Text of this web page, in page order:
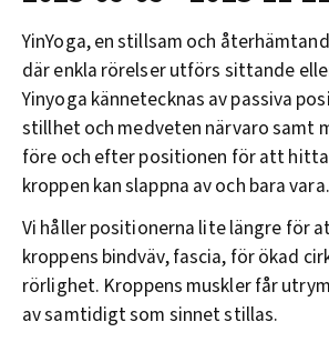
YinYoga, en stillsam och
där enkla rörelser utförs sittande
Yinyoga kännetecknas av passiva
stillhet och medveten närvaro samt
före och efter positionen för att
kroppen kan slappna av och bara vara.
Vi håller positionerna lite längre för
kroppens bindväv, fascia, för ökad
rörlighet. Kroppens muskler får
av samtidigt som sinnet stillas.